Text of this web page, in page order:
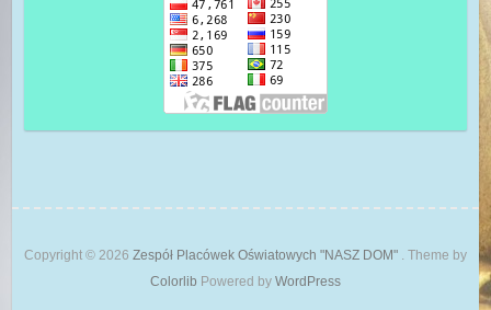
Copyright © 2026 Zespół Placówek Oświatowych "NASZ DOM" . Theme by
Colorlib Powered by WordPress